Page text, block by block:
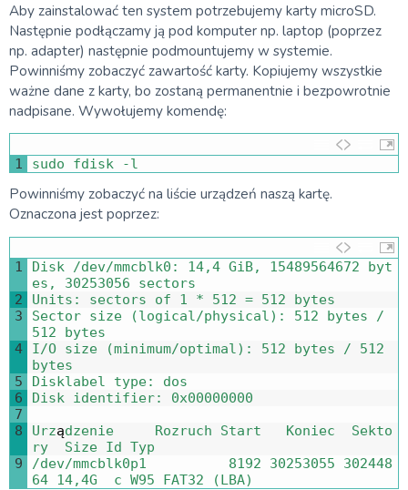
Aby zainstalować ten system potrzebujemy karty microSD.
Następnie podłączamy ją pod komputer np. laptop (poprzez
np. adapter) następnie podmountujemy w systemie.
Powinniśmy zobaczyć zawartość karty. Kopiujemy wszystkie
ważne dane z karty, bo zostaną permanentnie i bezpowrotnie
nadpisane. Wywołujemy komendę:
1 sudo fdisk -l
Powinniśmy zobaczyć na liście urządzeń naszą kartę.
Oznaczona jest poprzez:
1
2
3
4
5
6
7
8
9
Disk /dev/mmcblk0 : 14,4 GiB, 15489564672
byt
es , 30253056
sectors
Units : sectors of 1 * 512 = 512
bytes
Sector size (logical/physical) : 512 bytes
/
512
bytes
I/O size (minimum/optimal) : 512 bytes /
512
bytes
Disklabel type:
dos
Disk identifier:
0x00000000
Urządzenie Rozruch Start Koniec Sekto
ry Size Id Typ
/dev/mmcblk0p1 8192 30253055
302448
64 14,4G c W95 FAT32 (LBA)